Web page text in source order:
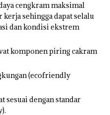
cengkram maksimal
sehingga dapat selalu
dan kondisi ekstrem
komponen piring cakram
(ecofriendly
sesuai dengan standar